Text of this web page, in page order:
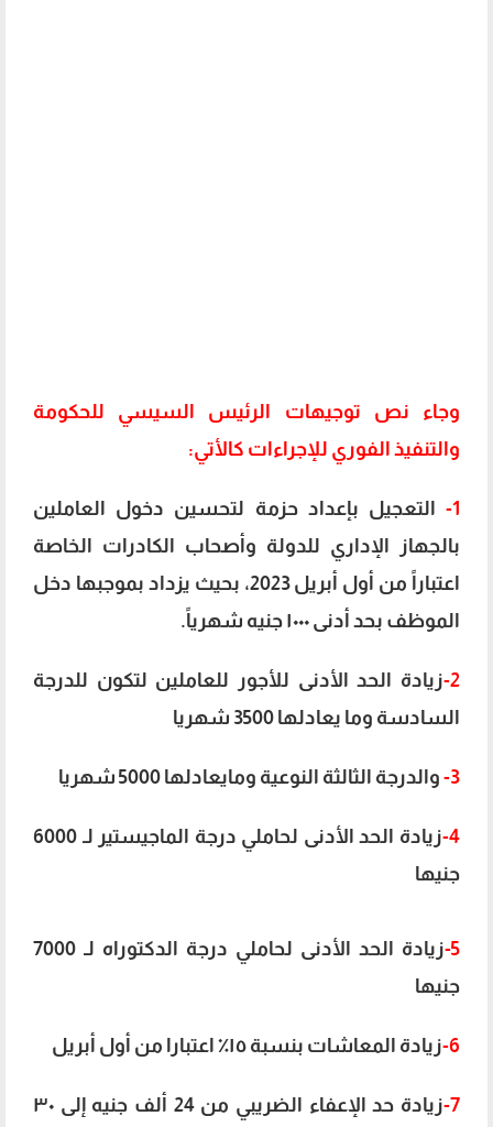
وجاء نص توجيهات الرئيس السيسي للحكومة
والتنفيذ الفوري للإجراءات كالأتي:
1-
التعجيل بإعداد حزمة لتحسين دخول العاملين
بالجهاز الإداري للدولة وأصحاب الكادرات الخاصة
اعتباراً من أول أبريل 2023، بحيث يزداد بموجبها دخل
الموظف بحد أدنى ١٠٠٠ جنيه شهرياً.
2- زيادة الحد الأدنى للأجور للعاملين لتكون للدرجة
السادسة وما يعادلها 3500 شهريا
3- والدرجة الثالثة النوعية ومايعادلها 5000 شهريا
4-
زيادة الحد الأدنى لحاملي درجة الماجيستير لـ 6000
جنيها
5-
زيادة الحد الأدنى لحاملي درجة الدكتوراه لـ 7000
جنيها
6- زيادة المعاشات بنسبة ١٥٪؜ اعتبارا من أول أبريل
7-
زيادة حد الإعفاء الضريبي من 24 ألف جنيه إلى ٣٠